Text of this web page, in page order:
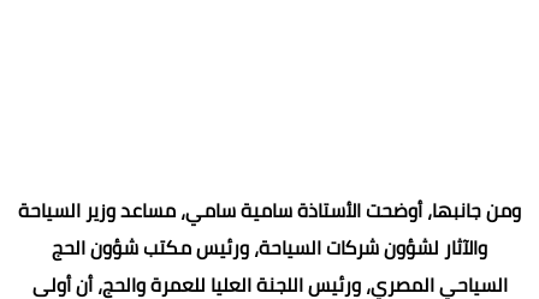
ومن جانبها، أوضحت الأستاذة سامية سامي، مساعد وزير السياحة
والآثار لشؤون شركات السياحة، ورئيس مكتب شؤون الحج
السياحي المصري، ورئيس اللجنة العليا للعمرة والحج، أن أولى